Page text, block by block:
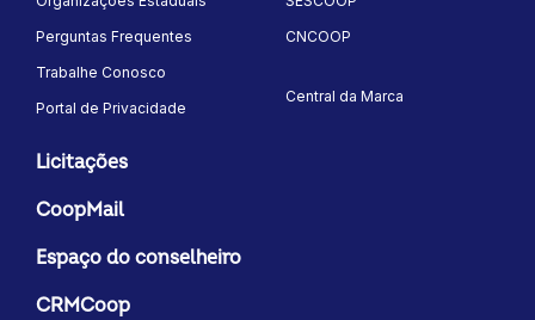
Perguntas Frequentes
Trabalhe Conosco
Portal de Privacidade
CNCOOP
Central da Marca
Licitações
CoopMail
Espaço do conselheiro
CRMCoop